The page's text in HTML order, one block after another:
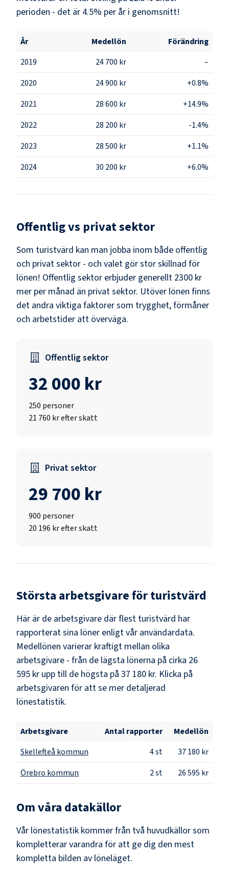
perioden - det är 4.5% per år i genomsnitt!
År Medellön
Förändring
2019
24 700 kr
–
2020
24 900 kr
+0.8%
2021
28 600 kr
+14.9%
2022
28 200 kr
-1.4%
2023
28 500 kr
+1.1%
2024
30 200 kr +6.0%
Offentlig vs privat sektor
Som turistvärd kan man jobba inom både offentlig
och privat sektor - och valet gör stor skillnad för
lönen! Offentlig sektor erbjuder generellt 2300 kr
mer per månad än privat sektor. Utöver lönen finns
det andra viktiga faktorer som trygghet, förmåner
och arbetstider att överväga.
Offentlig sektor
32 000 kr
250 personer
21 760 kr efter skatt
Privat sektor
29 700 kr
900 personer
20 196 kr efter skatt
Största arbetsgivare förturistvärd
Här är de arbetsgivare där flest turistvärd har
rapporterat sina löner enligt vår användardata.
Medellönen varierar kraftigt mellan olika
arbetsgivare - från de lägsta lönerna på cirka 26
595 kr upp till de högsta på 37 180 kr. Klicka på
arbetsgivaren för att se mer detaljerad
lönestatistik.
Arbetsgivare Antal rapporter
Medellön
Skellefteå kommun
4st
37 180 kr
Örebro kommun
2st 26 595 kr
Om våra datakällor
Vår lönestatistik kommer från två huvudkällor som
kompletterar varandra för att ge dig den mest
kompletta bilden av löneläget.